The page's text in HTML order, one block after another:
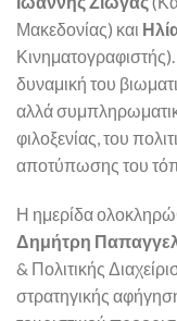
Μακεδονίας) και
δυναμική του
αλλά
φιλοξενίας, του
αποτύπωσης του
Η ημερίδα
Δημήτρη
& Πολιτικής
στρατηγικής